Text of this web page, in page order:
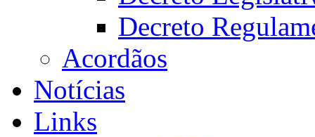
Decreto
Acordãos
Notícias
Links